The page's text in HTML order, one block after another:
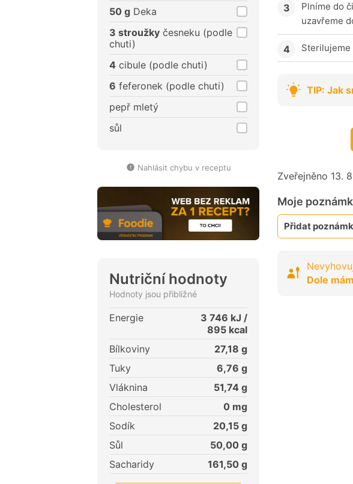
50 g Deka
3 stroužky česneku (podle
chuti)
4 cibule (podle chuti)
6 feferonek (podle chuti)
pepř mletý
sůl
Nahlásit chybu v receptu
Nutriční hodnoty
Hodnoty jsou přibližné
Energie 3 746 kJ /
895 kcal
Bílkoviny
27,18 g
Tuky
6,76 g
Vláknina
51,74 g
Cholesterol
0 mg
Sodík
20,15 g
Sůl
50,00 g
Sacharidy
161,50 g
Plníme do
uzavřeme
Sterilujeme
TIP: Jak
Zveřejněno 13.
Moje
Přidat
Dole